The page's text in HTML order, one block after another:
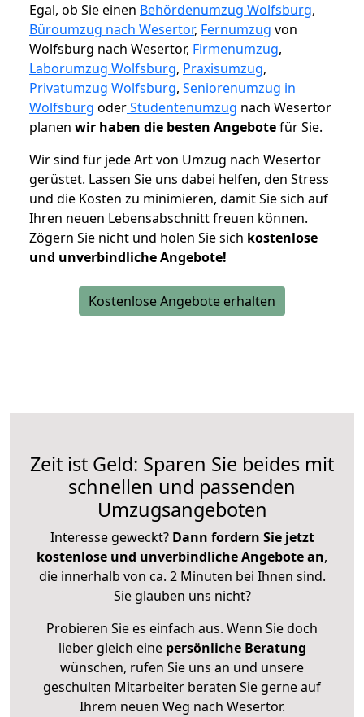
Egal, ob Sie einen Behördenumzug Wolfsburg,
Büroumzug nach Wesertor, Fernumzug von
Wolfsburg nach Wesertor, Firmenumzug,
Laborumzug Wolfsburg, Praxisumzug,
Privatumzug Wolfsburg, Seniorenumzug in
Wolfsburg oderStudentenumzug nach Wesertor
planen wir haben die besten Angebotefür Sie.
Wir sind für jede Art von Umzug nach Wesertor
gerüstet. Lassen Sie uns dabei helfen, den Stress
und die Kosten zu minimieren, damit Sie sich auf
Ihren neuen Lebensabschnitt freuen können.
Zögern Sie nicht und holen Sie sich kostenlose
und unverbindliche Angebote!
Kostenlose Angebote erhalten
Zeit ist Geld: Sparen Sie beides mit
schnellen und passenden
Umzugsangeboten
Interesse geweckt? Dann fordern Sie jetzt
kostenlose und unverbindliche Angebote an,
die innerhalb von ca. 2 Minuten bei Ihnen sind.
Sie glauben uns nicht?
Probieren Sie es einfach aus. Wenn Sie doch
lieber gleich eine persönliche Beratung
wünschen, rufen Sie uns an und unsere
geschulten Mitarbeiter beraten Sie gerne auf
Ihrem neuen Weg nach Wesertor.